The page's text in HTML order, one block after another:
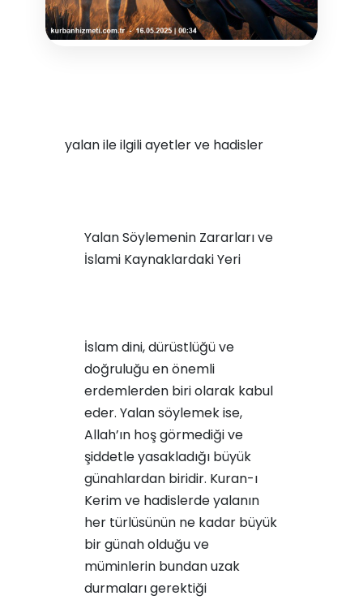
yalan ile ilgili ayetler ve hadisler
Yalan Söylemenin Zararları ve
İslami Kaynaklardaki Yeri
İslam dini, dürüstlüğü ve
doğruluğu en önemli
erdemlerden biri olarak kabul
eder. Yalan söylemek ise,
Allah’ın hoş görmediği ve
şiddetle yasakladığı büyük
günahlardan biridir. Kuran-ı
Kerim ve hadislerde yalanın
her türlüsünün ne kadar büyük
bir günah olduğu ve
müminlerin bundan uzak
durmaları gerektiği